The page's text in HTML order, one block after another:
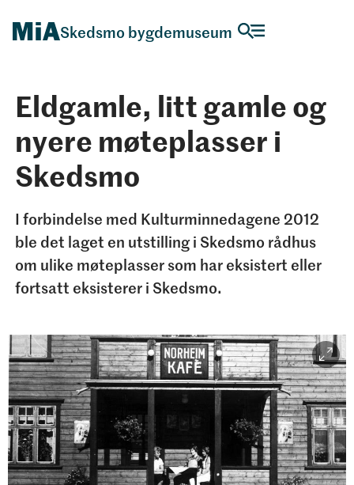
Skedsmo bygdemuseum
Eldgamle, litt gamle og
nyere møteplasser i
Skedsmo
I forbindelse med Kulturminnedagene 2012
ble det laget en utstilling i Skedsmo rådhus
om ulike møteplasser som har eksistert eller
fortsatt eksisterer i Skedsmo.